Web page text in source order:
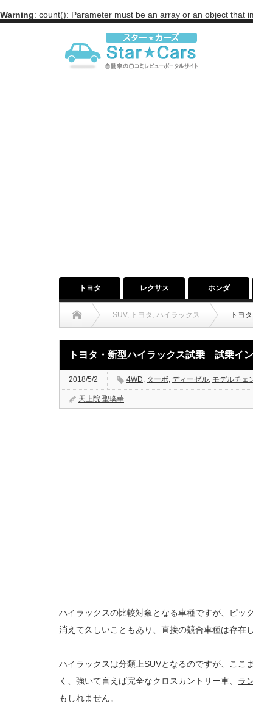
Warning: count(): Parameter must be an array or an object that
トヨタ レクサス ホンダ
SUV, トヨタ , ハイラックス トヨ
トヨタ・新型ハイラックス試乗 試乗イ
2018/5/2 4WD, ターボ, ディーゼル, モデルチェ
天上院 聖璃華
ハイラックスの比較対象となる車種ですが、ピッ
消えて久しいこともあり、直接の競合車種は存在
ハイラックスは分類上SUVとなるのですが、ここ
く、強いて言えば完全なクロスカントリー車、 ラ
もしれません。